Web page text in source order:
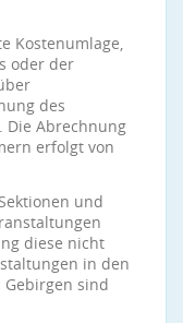
Kostenumlage,
oder der
des
Die Abrechnung
erfolgt von
und
diese nicht
in den
sind